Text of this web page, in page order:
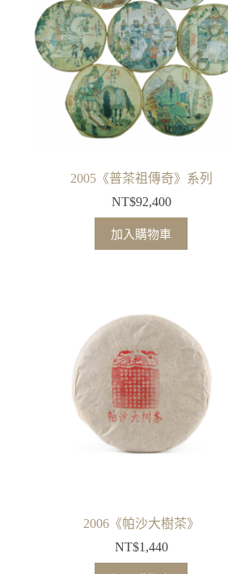
2005《普茶祖傳奇》系列
NT$92,400
加入購物車
2006《帕沙大樹茶》
NT$1,440